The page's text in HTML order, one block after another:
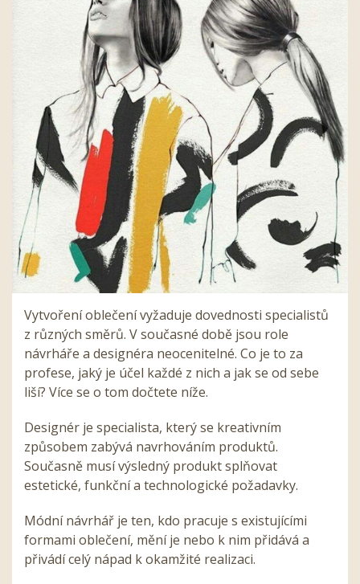
Vytvoření oblečení vyžaduje dovednosti specialistů
z různých směrů. V současné době jsou role
návrháře a designéra neocenitelné. Co je to za
profese, jaký je účel každé z nich a jak se od sebe
liší? Více se o tom dočtete níže.
Designér je specialista, který se kreativním
způsobem zabývá navrhováním produktů.
Současně musí výsledný produkt splňovat
estetické, funkční a technologické požadavky.
Módní návrhář je ten, kdo pracuje s existujícími
formami oblečení, mění je nebo k nim přidává a
přivádí celý nápad k okamžité realizaci.